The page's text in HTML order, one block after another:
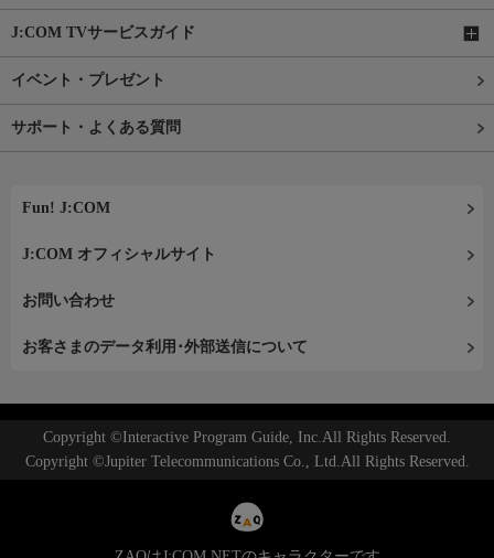
J:COM TVサービスガイド
イベント・プレゼント
サポート・よくある質問
Fun! J:COM
J:COM オフィシャルサイト
お問い合わせ
お客さまのデータ利用･外部送信について
Copyright ©Interactive Program Guide, Inc.All Rights Reserved.
Copyright ©Jupiter Telecommunications Co., Ltd.All Rights Reserved.